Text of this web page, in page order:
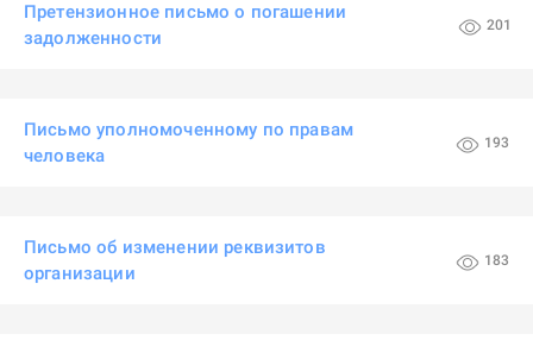
Претензионное письмо о погашении
задолженности
201
Письмо уполномоченному по правам
человека
193
Письмо об изменении реквизитов
организации
183